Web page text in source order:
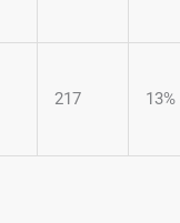
217 13%